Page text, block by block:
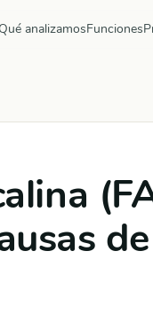
Qué analizamosFunciones